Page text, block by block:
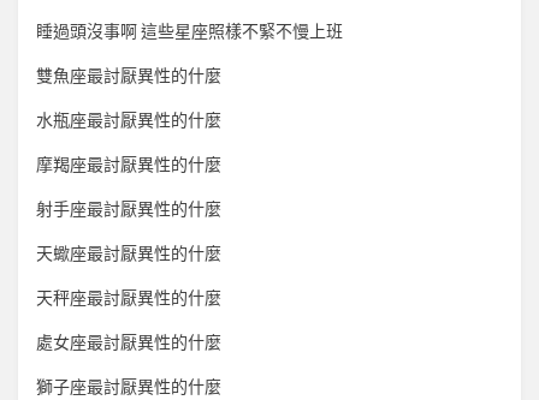
睡過頭沒事啊 這些星座照樣不緊不慢上班
雙魚座最討厭異性的什麼
水瓶座最討厭異性的什麼
摩羯座最討厭異性的什麼
射手座最討厭異性的什麼
天蠍座最討厭異性的什麼
天秤座最討厭異性的什麼
處女座最討厭異性的什麼
獅子座最討厭異性的什麼